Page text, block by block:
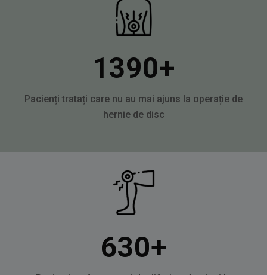
1390+
Pacienți tratați care nu au mai ajuns la operație de
hernie de disc
630+